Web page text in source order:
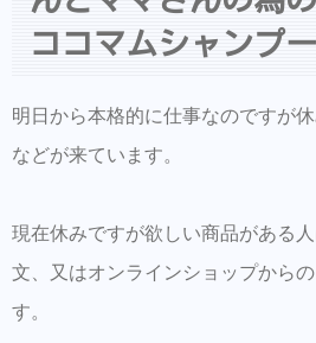
使用量も少量で大丈夫
お試しください。
ココマムシャンプーのご
LINEからのご予約・ご
付けておりますのでお
ココマムシャンプ
明日から本格的に仕事なのですが
などが来ています。
現在休みですが欲しい商品がある
文、又はオンラインショップから
す。